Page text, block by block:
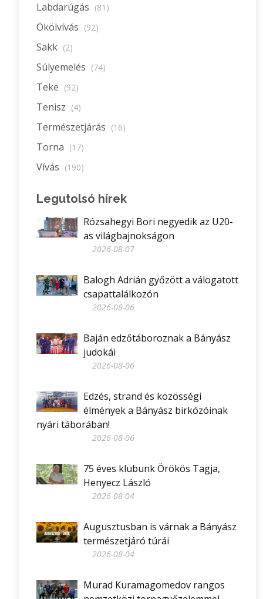
Labdarúgás (81)
Ökölvívás (92)
Sakk (2)
Súlyemelés (74)
Teke (92)
Tenisz (4)
Természetjárás (16)
Torna (17)
Vívás (190)
Legutolsó hírek
Rózsahegyi Bori negyedik az U20-
as világbajnokságon
2026-08-07
Balogh Adrián győzött a válogatott
csapattalálkozón
2026-08-06
Baján edzőtáboroznak a Bányász
judokái
2026-08-06
Edzés, strand és közösségi
élmények a Bányász birkózóinak
nyári táborában!
2026-08-06
75 éves klubunk Örökös Tagja,
Henyecz László
2026-08-04
Augusztusban is várnak a Bányász
természetjáró túrái
2026-08-04
Murad Kuramagomedov rangos